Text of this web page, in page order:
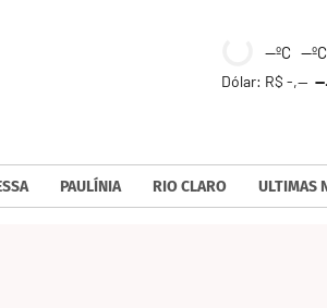
--ºC --ºC
Dólar: R$ -,--
PAULÍNIA RIO CLARO ULTIMAS